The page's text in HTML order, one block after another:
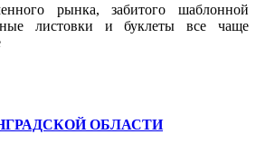
рынка, забитого шаблонной
листовки и буклеты все чаще
ОБЛАСТИ